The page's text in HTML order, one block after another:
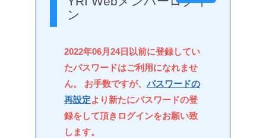
ン
2022年06月24日以前に登録してい
たパスワードはご利用になれませ
ん。 お手数ですが、 パスワードの
再設定より新たにパスワードの登
録をして頂きログインをお願い致
します。